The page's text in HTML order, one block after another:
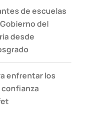
de escuelas
del
desde
enfrentar los